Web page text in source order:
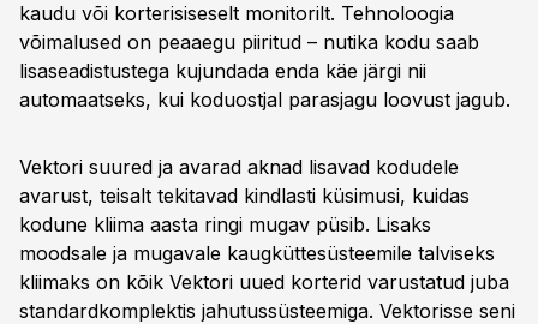
kaudu või korterisiseselt monitorilt. Tehnoloogia
võimalused on peaaegu piiritud – nutika kodu saab
lisaseadistustega kujundada enda käe järgi nii
automaatseks, kui koduostjal parasjagu loovust jagub.
Vektori suured ja avarad aknad lisavad kodudele
avarust, teisalt tekitavad kindlasti küsimusi, kuidas
kodune kliima aasta ringi mugav püsib. Lisaks
moodsale ja mugavale kaugküttesüsteemile talviseks
kliimaks on kõik Vektori uued korterid varustatud juba
standardkomplektis jahutussüsteemiga. Vektorisse seni